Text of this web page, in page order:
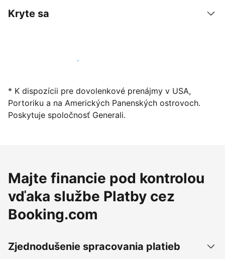
Kryte sa
Začať ponúkať svoje ubytovanie
* K dispozícii pre dovolenkové prenájmy v USA,
Portoriku a na Amerických Panenských ostrovoch.
Poskytuje spoločnosť Generali.
Majte financie pod kontrolou
vďaka službe Platby cez
Booking.com
Zjednodušenie spracovania platieb